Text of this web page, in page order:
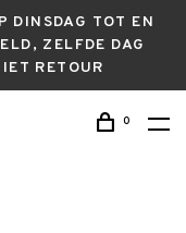
DINSDAG TOT EN
ZELFDE DAG
RETOUR
0